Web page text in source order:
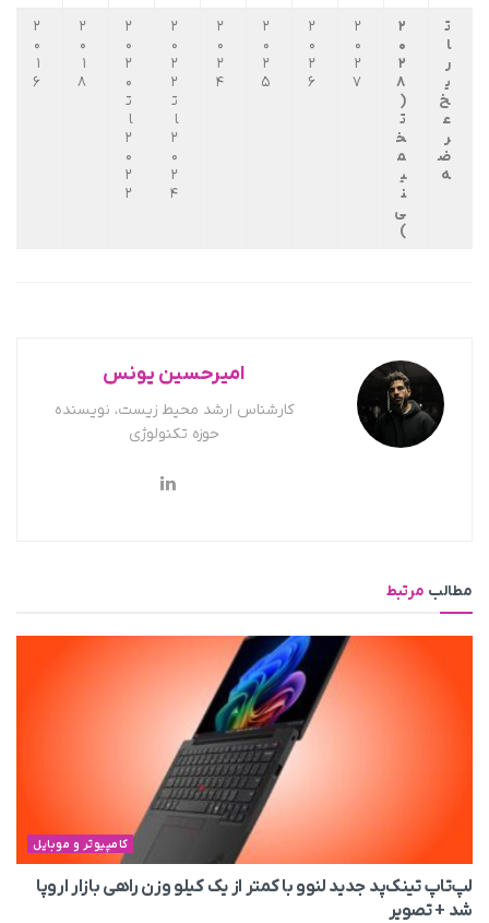
ت
ا
ر
ی
خ
ع
ر
ض
ه
۲
۰
۲
۸
(
ت
خ
م
ی
ن
ی
)
۲
۰
۲
۷
۲
۰
۲
۶
۲
۰
۲
۵
۲
۰
۲
۴
۲
۰
۲
۲
ت
ا
۲
۰
۲
۴
۲
۰
۲
۰
ت
ا
۲
۰
۲
۲
۲
۰
۱
۸
۲
۰
۱
۶
امیرحسین یونس
کارشناس ارشد محیط زیست، نویسنده
حوزه تکنولوژی
مطالب مرتبط
کامپیوتر و موبایل
لپ‌تاپ تینک‌پد جدید لنوو با کمتر از یک کیلو وزن راهی بازار اروپا
شد + تصویر